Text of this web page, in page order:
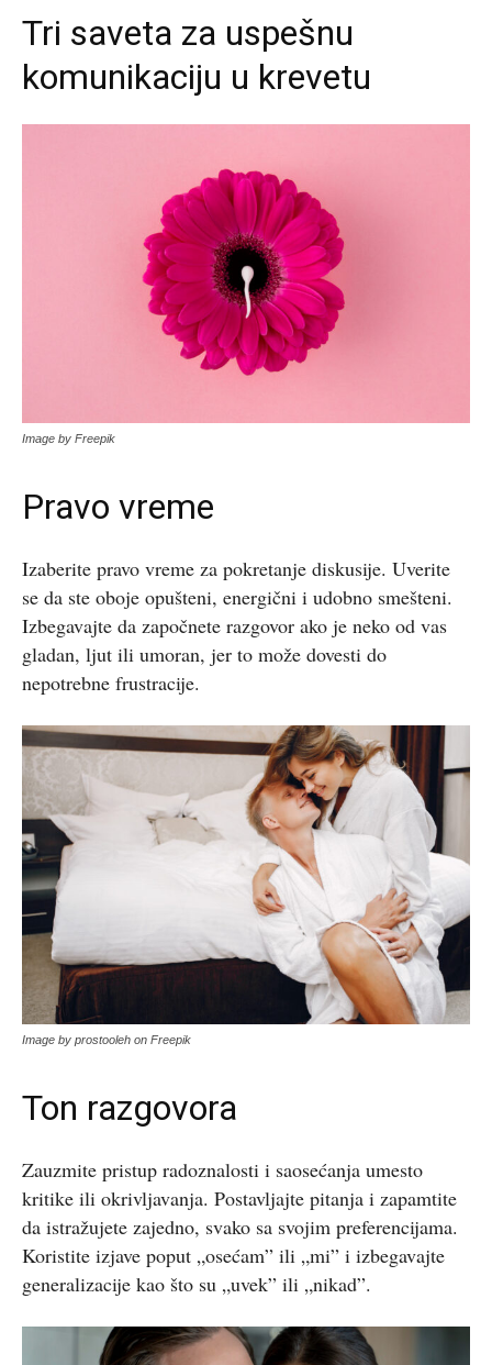
Tri saveta za uspešnu
komunikaciju u krevetu
Image by Freepik
Pravo vreme
Izaberite pravo vreme za pokretanje diskusije. Uverite
se da ste oboje opušteni, energični i udobno smešteni.
Izbegavajte da započnete razgovor ako je neko od vas
gladan, ljut ili umoran, jer to može dovesti do
nepotrebne frustracije.
Image by prostooleh on Freepik
Ton razgovora
Zauzmite pristup radoznalosti i saosećanja umesto
kritike ili okrivljavanja. Postavljajte pitanja i zapamtite
da istražujete zajedno, svako sa svojim preferencijama.
Koristite izjave poput „osećam” ili „mi” i izbegavajte
generalizacije kao što su „uvek” ili „nikad”.